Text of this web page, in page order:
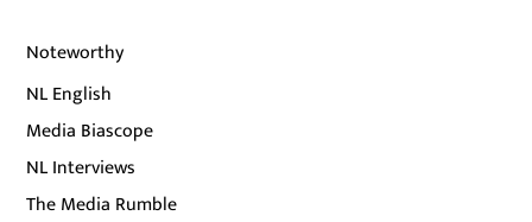
Noteworthy
NL English
Media Biascope
NL Interviews
The Media Rumble